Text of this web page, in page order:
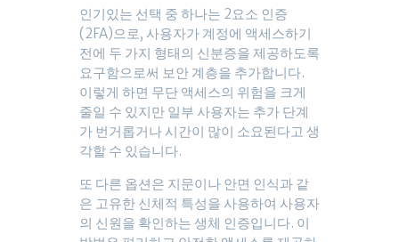
인기있는 선택 중 하나는 2요소 인증
(2FA)으로, 사용자가 계정에 액세스하기
전에 두 가지 형태의 신분증을 제공하도록
요구함으로써 보안 계층을 추가합니다.
이렇게 하면 무단 액세스의 위험을 크게
줄일 수 있지만 일부 사용자는 추가 단계
가 번거롭거나 시간이 많이 소요된다고 생
각할 수 있습니다.
또 다른 옵션은 지문이나 안면 인식과 같
은 고유한 신체적 특성을 사용하여 사용자
의 신원을 확인하는 생체 인증입니다. 이